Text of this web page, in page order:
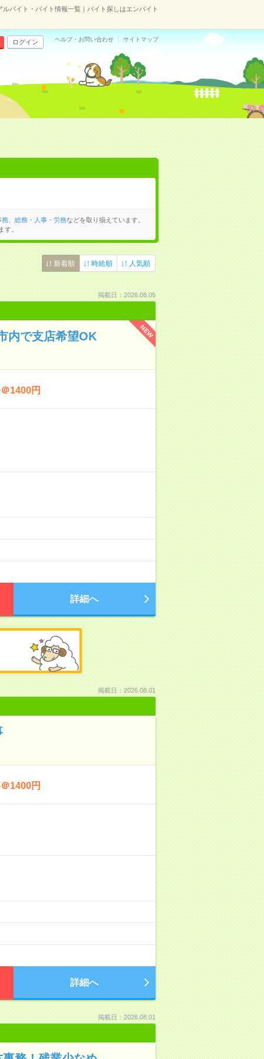
バイト・バイト情報一覧｜バイト探しはエンバイト
ログイン ヘルプ・お問い合わせ サイトマップ
務、 総務・人事・労務などを取り揃えています。
す。
新着順 時給順 人気順
掲載日：2026.08.05
NEW
内で支店希望OK
1400円
詳細へ
掲載日：2026.08.01
1400円
詳細へ
掲載日：2026.08.01